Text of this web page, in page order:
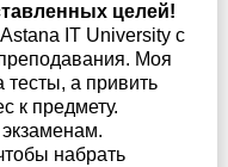
целей!
IT University с
Моя
тесты, а привить
к предмету.
набрать